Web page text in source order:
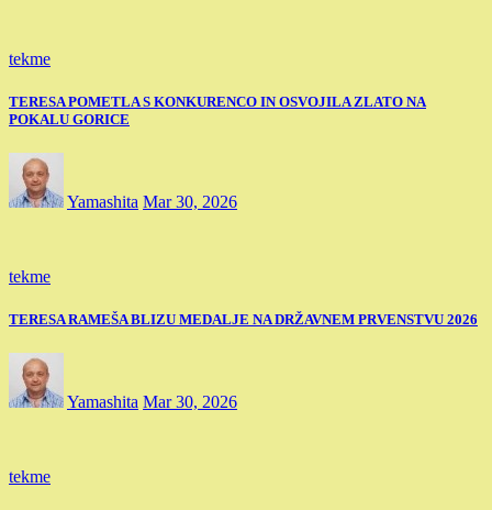
tekme
TERESA POMETLA S KONKURENCO IN OSVOJILA ZLATO NA
POKALU GORICE
Yamashita Mar 30, 2026
tekme
TERESA RAMEŠA BLIZU MEDALJE NA DRŽAVNEM PRVENSTVU 2026
Yamashita Mar 30, 2026
tekme